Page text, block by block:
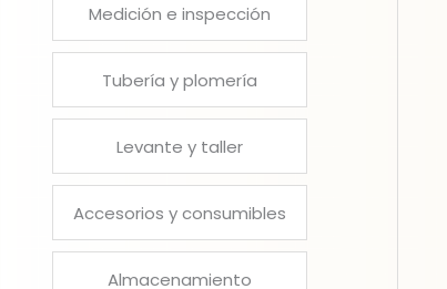
Medición e inspección
Tubería y plomería
Levante y taller
Accesorios y consumibles
Almacenamiento